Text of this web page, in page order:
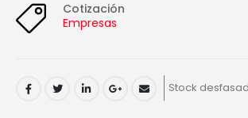
Cotización
Empresas
Stock